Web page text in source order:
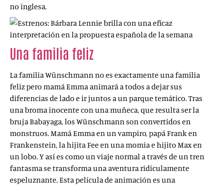
no inglesa.
Una familia feliz
La familia Wünschmann no es exactamente una familia
feliz pero mamá Emma animará a todos a dejar sus
diferencias de lado e ir juntos a un parque temático. Tras
una broma inocente con una muñeca, que resulta ser la
bruja Babayaga, los Wünschmann son convertidos en
monstruos. Mamá Emma en un vampiro, papá Frank en
Frankenstein, la hijita Fee en una momia e hijito Max en
un lobo. Y así es como un viaje normal a través de un tren
fantasma se transforma una aventura ridículamente
espeluznante. Esta película de animación es una